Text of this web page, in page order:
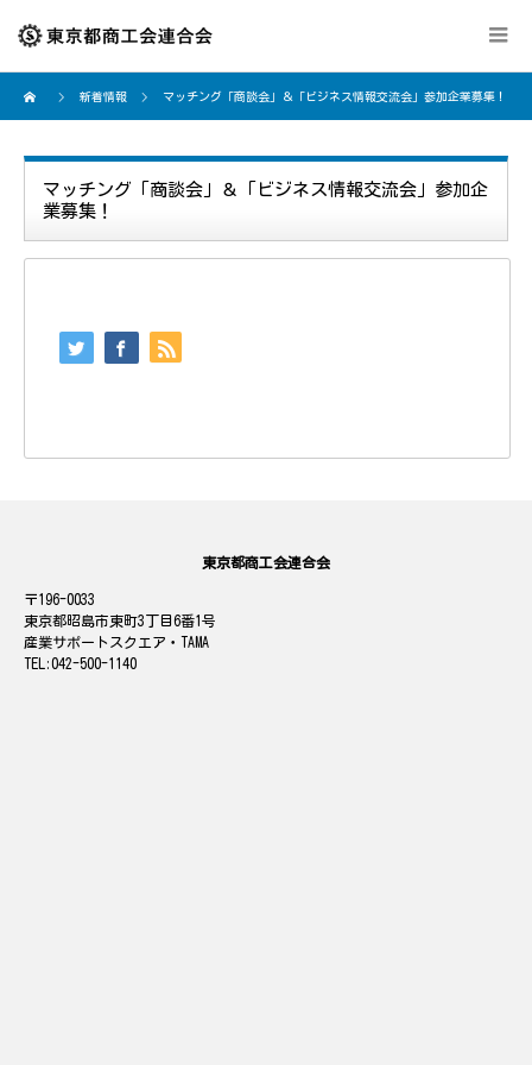
新着情報 マッチング「商談会」＆「ビジネス情報交流会」参加企業募集！
マッチング「商談会」＆「ビジネス情報交流会」参加企
業募集！
東京都商工会連合会
196-0033
東京都昭島市東町3丁目6番1号
産業サポートスクエア・TAMA
042-500-1140